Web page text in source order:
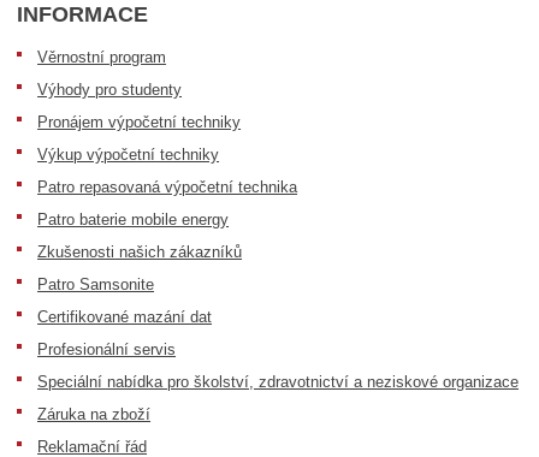
INFORMACE
Věrnostní program
Výhody pro studenty
Pronájem výpočetní techniky
Výkup výpočetní techniky
Patro repasovaná výpočetní technika
Patro baterie mobile energy
Zkušenosti našich zákazníků
Patro Samsonite
Certifikované mazání dat
Profesionální servis
Speciální nabídka pro školství, zdravotnictví a neziskové organizace
Záruka na zboží
Reklamační řád